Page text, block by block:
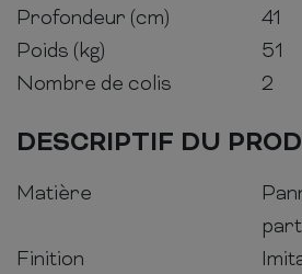
Profondeur (cm)
41
Poids (kg)
51
Nombre de colis
2
DESCRIPTIF DU
Matière
Finition